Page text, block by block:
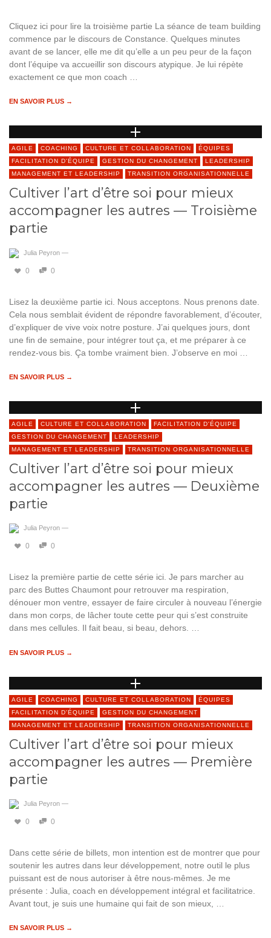
Cliquez ici pour lire la troisième partie La séance de team building
commence par le discours de Constance. Quelques minutes
avant de se lancer, elle me dit qu’elle a un peu peur de la façon
dont l’équipe va accueillir son discours atypique. Je lui répète
exactement ce que mon coach …
EN SAVOIR PLUS →
AGILE COACHING CULTURE ET COLLABORATION
ÉQUIPES
FACILITATION D'ÉQUIPE
GESTION DU CHANGEMENT
LEADERSHIP
MANAGEMENT ET LEADERSHIP
TRANSITION ORGANISATIONNELLE
Cultiver l’art d’être soi pour mieux
accompagner les autres — Troisième
partie
Julia Peyron —
0 0
Lisez la deuxième partie ici. Nous acceptons. Nous prenons date.
Cela nous semblait évident de répondre favorablement, d’écouter,
d’expliquer de vive voix notre posture. J’ai quelques jours, dont
une fin de semaine, pour intégrer tout ça, et me préparer à ce
rendez-vous bis. Ça tombe vraiment bien. J’observe en moi …
EN SAVOIR PLUS →
AGILE CULTURE ET COLLABORATION
FACILITATION D'ÉQUIPE
GESTION DU CHANGEMENT
LEADERSHIP
MANAGEMENT ET LEADERSHIP
TRANSITION ORGANISATIONNELLE
Cultiver l’art d’être soi pour mieux
accompagner les autres — Deuxième
partie
Julia Peyron —
0 0
Lisez la première partie de cette série ici. Je pars marcher au
parc des Buttes Chaumont pour retrouver ma respiration,
dénouer mon ventre, essayer de faire circuler à nouveau l’énergie
dans mon corps, de lâcher toute cette peur qui s’est construite
dans mes cellules. Il fait beau, si beau, dehors. …
EN SAVOIR PLUS →
AGILE COACHING CULTURE ET COLLABORATION
ÉQUIPES
FACILITATION D'ÉQUIPE
GESTION DU CHANGEMENT
MANAGEMENT ET LEADERSHIP
TRANSITION ORGANISATIONNELLE
Cultiver l’art d’être soi pour mieux
accompagner les autres — Première
partie
Julia Peyron —
0 0
Dans cette série de billets, mon intention est de montrer que pour
soutenir les autres dans leur développement, notre outil le plus
puissant est de nous autoriser à être nous-mêmes. Je me
présente : Julia, coach en développement intégral et facilitatrice.
Avant tout, je suis une humaine qui fait de son mieux, …
EN SAVOIR PLUS →